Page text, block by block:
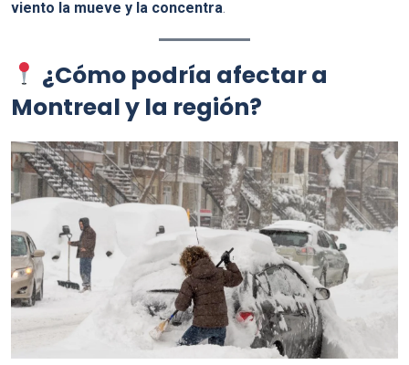
viento la mueve y la concentra
¿Cómo podría afectar a
Montreal y la región?